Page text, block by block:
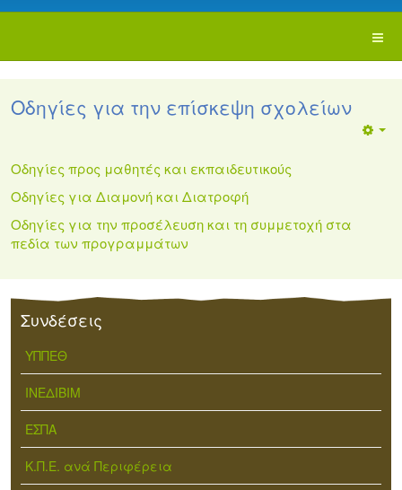
Οδηγίες για την επίσκεψη σχολείων
Οδηγίες προς μαθητές και εκπαιδευτικούς
Οδηγίες για Διαμονή και Διατροφή
Οδηγίες για την προσέλευση και τη συμμετοχή στα
πεδία των προγραμμάτων
Συνδέσεις
ΥΠΠΕΘ
ΙΝΕΔΙΒΙΜ
ΕΣΠΑ
Κ.Π.Ε. ανά Περιφέρεια